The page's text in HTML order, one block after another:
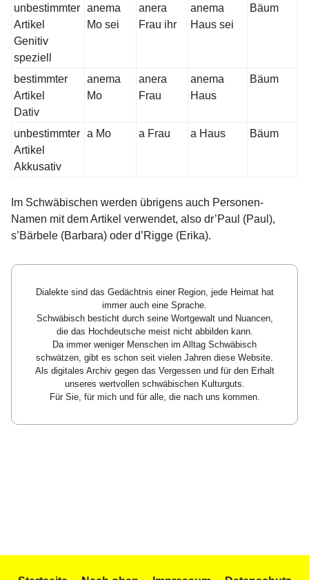
unbestimmter
Artikel
Genitiv
speziell
anema
Mo sei
anera
Frau ihr
anema
Haus sei
Bäum
bestimmter
Artikel
Dativ
anema
Mo
anera
Frau
anema
Haus
Bäum
unbestimmter
Artikel
Akkusativ
a Mo a Frau a Haus Bäum
Im Schwäbischen werden übrigens auch Personen-
Namen mit dem Artikel verwendet, also dr’Paul (Paul),
s’Bärbele (Barbara) oder d’Rigge (Erika).
Dialekte sind das Gedächtnis einer Region, jede Heimat hat
immer auch eine Sprache.
Schwäbisch besticht durch seine Wortgewalt und Nuancen,
die das Hochdeutsche meist nicht abbilden kann.
Da immer weniger Menschen im Alltag Schwäbisch
schwätzen, gibt es schon seit vielen Jahren diese Website.
Als digitales Archiv gegen das Vergessen und für den Erhalt
unseres wertvollen schwäbischen Kulturguts.
Für Sie, für mich und für alle, die nach uns kommen.